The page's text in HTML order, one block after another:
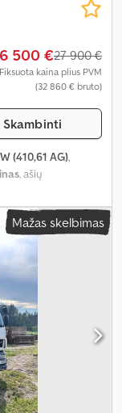
500 €27 900 €
Fiksuota kaina plius PVM
(32 860 € bruto)
Skambinti
(410,61 AG),
, ašių
tipas:automatinis,
ilgis:8 450
3 190 mm
2 380 mm
, Įranga:
užraktas,
elektriškai
Mažas skelbimas